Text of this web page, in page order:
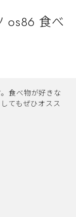
os86 食べ
食べ物が好きな
てもぜひオスス